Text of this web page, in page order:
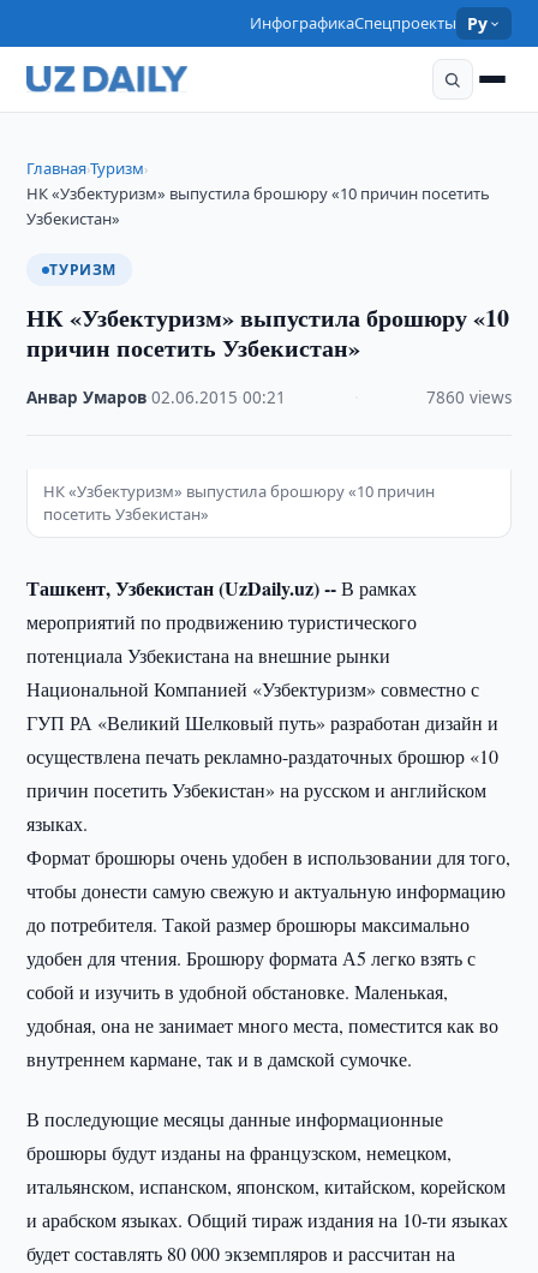
ИнфографикаСпецпроекты Ру
Главная›Туризм›
НК «Узбектуризм» выпустила брошюру «10 причин посетить
Узбекистан»
ТУРИЗМ
НК «Узбектуризм» выпустила брошюру «10
причин посетить Узбекистан»
Анвар Умаров ·02.06.2015 ·00:21 7860 views
НК «Узбектуризм» выпустила брошюру «10 причин
посетить Узбекистан»
Ташкент, Узбекистан (UzDaily.uz) --В рамках
мероприятий по продвижению туристического
потенциала Узбекистана на внешние рынки
Национальной Компанией «Узбектуризм» совместно с
ГУП РА «Великий Шелковый путь» разработан дизайн и
осуществлена печать рекламно-раздаточных брошюр «10
причин посетить Узбекистан» на русском и английском
языках.
Формат брошюры очень удобен в использовании для того,
чтобы донести самую свежую и актуальную информацию
до потребителя. Такой размер брошюры максимально
удобен для чтения. Брошюру формата А5 легко взять с
собой и изучить в удобной обстановке. Маленькая,
удобная, она не занимает много места, поместится как во
внутреннем кармане, так и в дамской сумочке.
В последующие месяцы данные информационные
брошюры будут изданы на французском, немецком,
итальянском, испанском, японском, китайском, корейском
и арабском языках. Общий тираж издания на 10-ти языках
будет составлять 80 000 экземпляров и рассчитан на